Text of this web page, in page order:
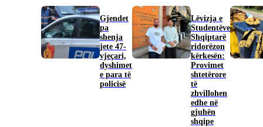
Gjendet
pa
shenja
jete 47-
vjeçari,
dyshimet
e para të
policisë
Lëvizja e
Studentëve
Shqiptarë
ridorëzon
kërkesën:
Provimet
shtetërore
të
zhvillohen
edhe në
gjuhën
shqipe